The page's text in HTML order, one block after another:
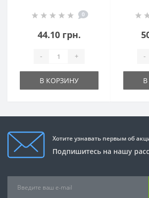
клапаном
0
44.10 грн.
- +
В КОРЗИНУ
-
Хотите узнавать первым об
Подпишитесь на нашу